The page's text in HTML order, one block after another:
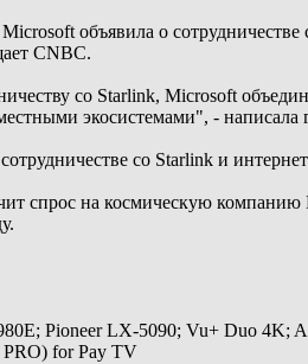
объявила о
CNBC.
со Starlink, Microsoft
экосистемами", -
со Starlink и
спрос на космическую
Pioneer LX-5090; Vu+ Duo 4K;
for Pay TV